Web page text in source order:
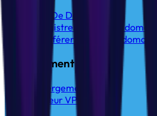
Nom De Domaine .ma
Enregistrer un nom de domaine
Transférer un nom de domaine
Hébergement web
Hébergement web
Serveur VPS